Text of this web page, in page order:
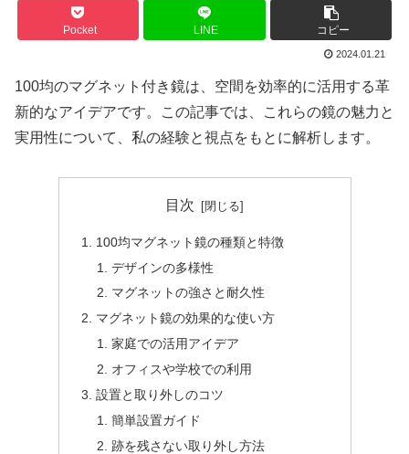
Pocket LINE コピー
2024.01.21
100均のマグネット付き鏡は、空間を効率的に活用する革
新的なアイデアです。この記事では、これらの鏡の魅力と
実用性について、私の経験と視点をもとに解析します。
目次
100均マグネット鏡の種類と特徴
デザインの多様性
マグネットの強さと耐久性
マグネット鏡の効果的な使い方
家庭での活用アイデア
オフィスや学校での利用
設置と取り外しのコツ
簡単設置ガイド
跡を残さない取り外し方法